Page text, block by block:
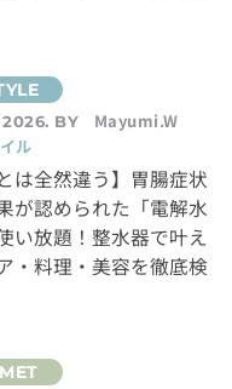
2026. BY
Mayumi.W
ル
は全然違う】胃腸症状
が認められた「電解水
い放題！整水器で叶え
・料理・美容を徹底検